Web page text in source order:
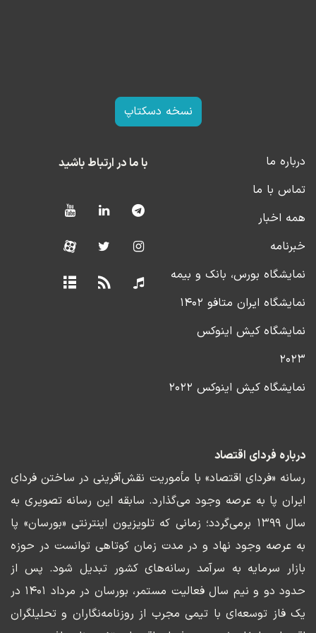
آپارات
نسخه دسکتاپ
درباره ما
تماس با ما
همه اخبار
خبرنامه
نمایشگاه بورس، بانک و بیمه
نمایشگاه ایران متافو ۱۴۰۲
نمایشگاه کیش اینوکس
۲۰۲۳
نمایشگاه کیش اینوکس ۲۰۲۲
با ما در ارتباط باشید
درباره فردای اقتصاد
رسانه «فردای اقتصاد» با مأموریت نقش‌آفرینی در ساختن فردای
ایران پا به عرصه وجود می‌گذارد. سابقه این رسانه تصویری به
سال ۱۳۹۹ برمی‌گردد؛ زمانی که تلویزیون اینترنتی «بورسان» پا
به عرصه وجود نهاد و در مدت زمان کوتاهی توانست در حوزه
بازار سرمایه به سرآمد رسانه‌های کشور تبدیل شود. پس از
حدود دو و نیم سال فعالیت مستمر، بورسان در مرداد ۱۴۰۱ در
یک فاز توسعه‌ای با تیمی مجرب از روزنامه‌نگاران و تحلیلگران